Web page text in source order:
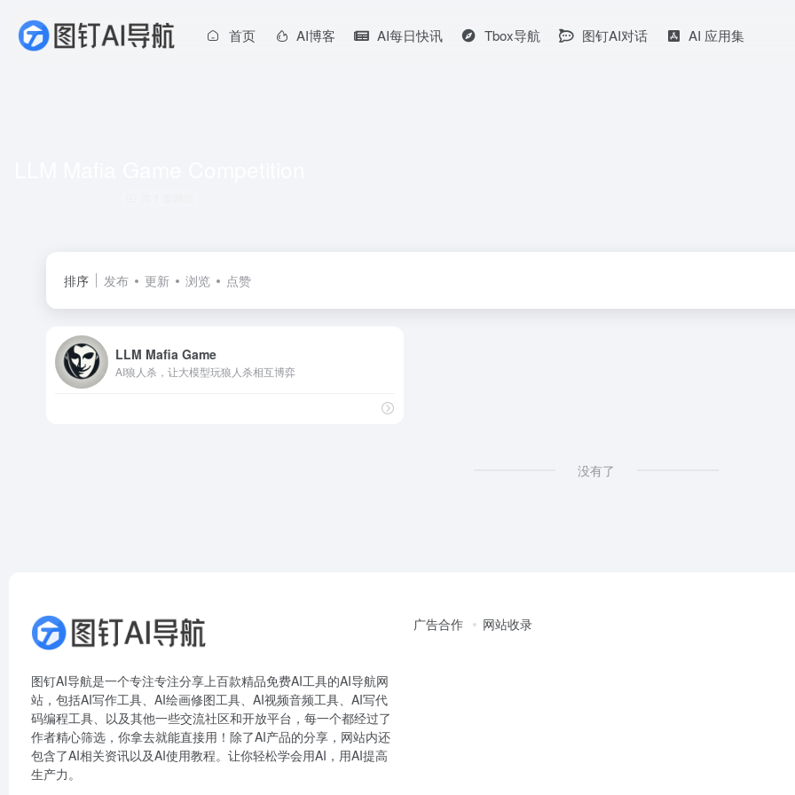
首页 AI博客 AI每日快讯 Tbox导航 图钉AI对话 AI 应用集
排序 发布 更新 浏览 点赞
LLM Mafia Game
AI狼人杀，让大模型玩狼人杀相互博弈
没有了
图钉AI导航是一个专注专注分享上百款精品免费AI工具的AI导航网
站，包括AI写作工具、AI绘画修图工具、AI视频音频工具、AI写代
码编程工具、以及其他一些交流社区和开放平台，每一个都经过了
作者精心筛选，你拿去就能直接用！除了AI产品的分享，网站内还
包含了AI相关资讯以及AI使用教程。让你轻松学会用AI，用AI提高
生产力。
广告合作 网站收录